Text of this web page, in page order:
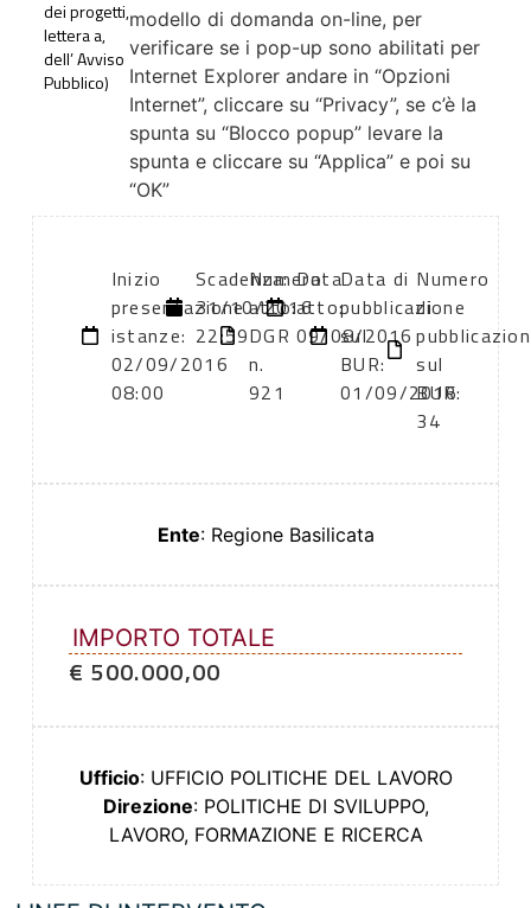
dei progetti,
lettera a,
dell’ Avviso
Pubblico)
modello di domanda on-line, per
verificare se i pop-up sono abilitati per
Internet Explorer andare in “Opzioni
Internet”, cliccare su “Privacy”, se c’è la
spunta su “Blocco popup” levare la
spunta e cliccare su “Applica” e poi su
“OK”
Inizio
presentazione
istanze:
02/09/2016
08:00
Scadenza:
31/10/2016
22:59
Numero
atto:
DGR
n.
921
Data
atto:
09/08/2016
Data di
pubblicazione
sul
BUR:
01/09/2016
Numero
di
sul
BUR:
34
Ente: Regione Basilicata
IMPORTO TOTALE
€ 500.000,00
Ufficio: UFFICIO POLITICHE DEL LAVORO
Direzione: POLITICHE DI SVILUPPO,
LAVORO, FORMAZIONE E RICERCA